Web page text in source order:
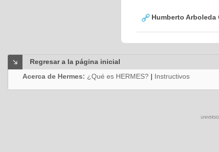
Humberto Arboleda
Regresar a la página inicial
Acerca de Hermes: ¿Qué es HERMES? | Instructivos